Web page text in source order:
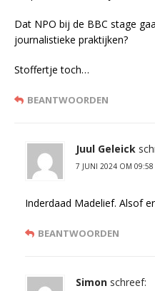
Dat NPO bij de BBC stage
journalistieke praktijken?
Stoffertje toch…
BEANTWOORDEN
Juul Geleick
7 JUNI 2024 OM 09:58
Inderdaad Madelief. Alsof
BEANTWOORDEN
Simon schreef: